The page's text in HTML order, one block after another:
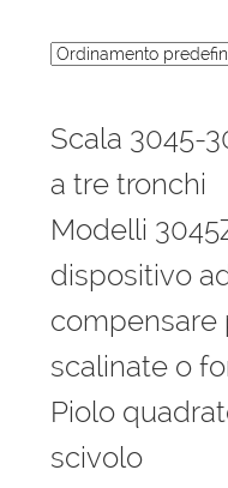
Scala 3045-
a tre tronchi
Modelli
dispositivo
compensare
scalinate o
Piolo
scivolo